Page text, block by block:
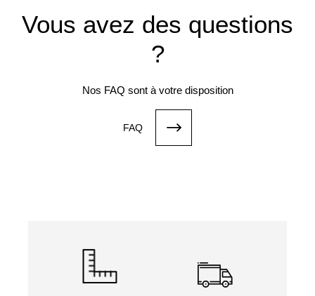
Vous avez des questions
?
Nos FAQ sont à votre disposition
FAQ